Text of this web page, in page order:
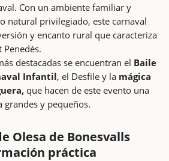
Con un ambiente familiar y
natural privilegiado, este carnaval
y encanto rural que caracteriza
destacadas se encuentran el Baile
Infantil, el Desfile y la mágica
que hacen de este evento una
grandes y pequeños.
Olesa de Bonesvalls
práctica